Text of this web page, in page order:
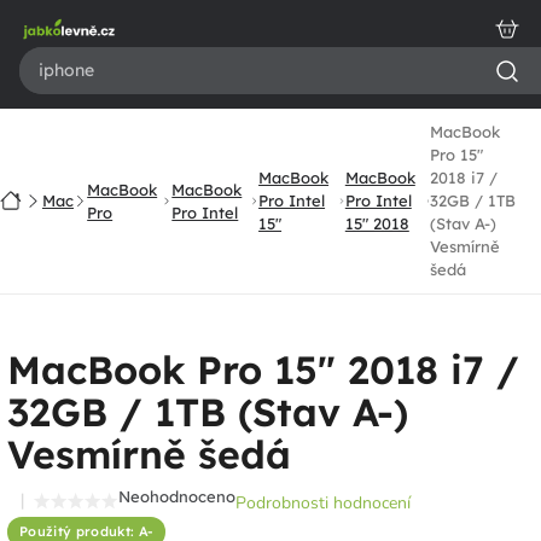
obsah
DomůMac
MacBook
Pro
MacBook
Pro Intel
MacBook
Pro Intel
15"
MacBook
Pro Intel
15" 2018
MacBook
Pro 15"
2018 i7 /
32GB / 1TB
(Stav A-)
Vesmírně
šedá
MacBook Pro 15" 2018 i7 /
32GB / 1TB (Stav A-)
Vesmírně šedá
Použitý produkt: A-
Průměrné
NeohodnocenoPodrobnosti hodnocení